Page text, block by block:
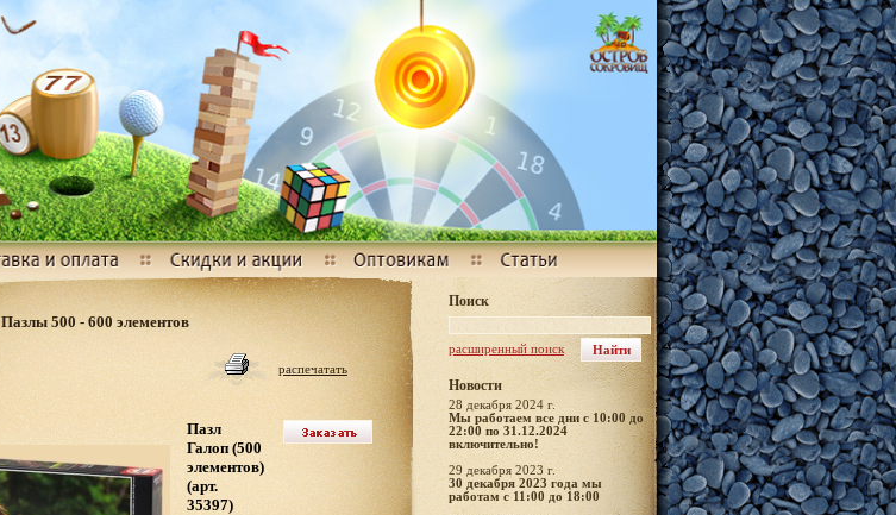
Пазлы 500 - 600 элементов
распечатать
Пазл
Галоп (500
элементов)
(арт.
35397)
Поиск
расширенный поиск
Новости
28 декабря 2024 г.
Мы работаем все дни с 10:00 до
22:00 по 31.12.2024
включительно!
29 декабря 2023 г.
30 декабря 2023 года мы
работам с 11:00 до 18:00